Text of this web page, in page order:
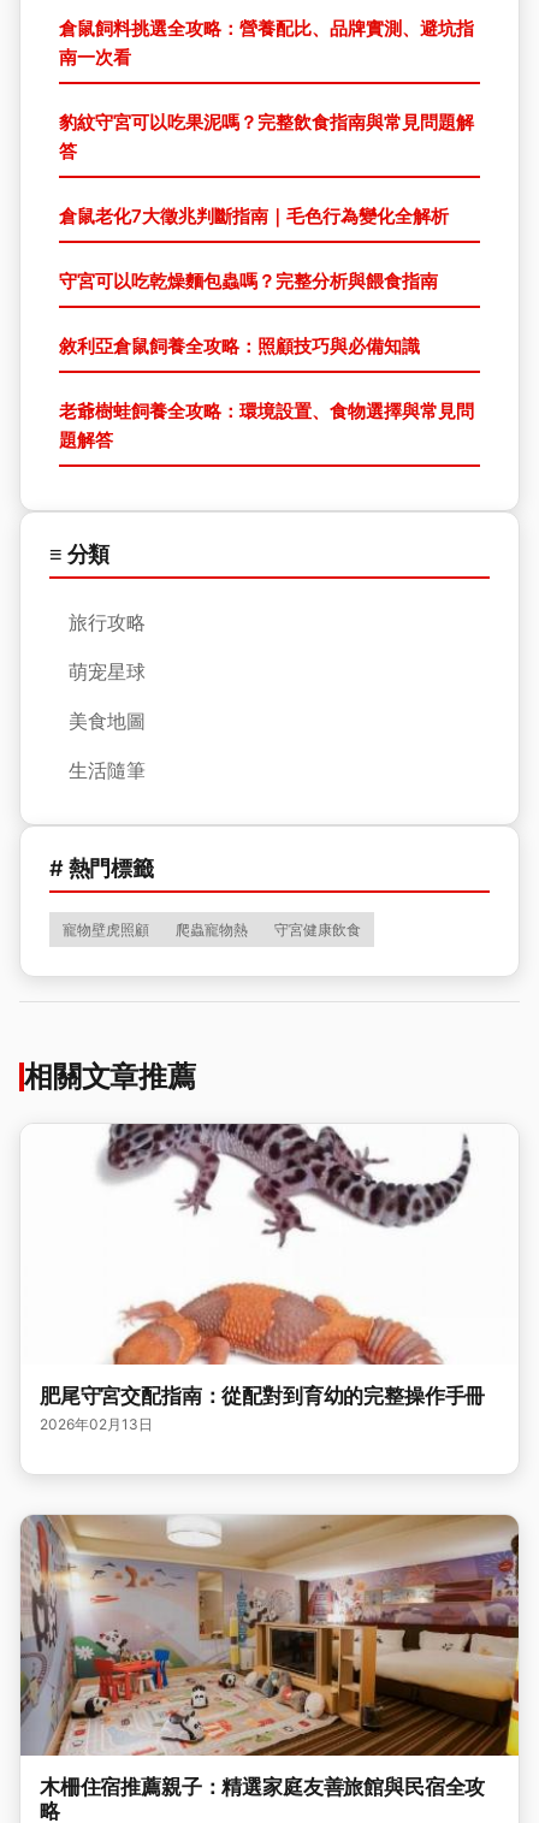
倉鼠飼料挑選全攻略：營養配比、品牌實測、避坑指
南一次看
豹紋守宮可以吃果泥嗎？完整飲食指南與常見問題解
答
倉鼠老化7大徵兆判斷指南｜毛色行為變化全解析
守宮可以吃乾燥麵包蟲嗎？完整分析與餵食指南
敘利亞倉鼠飼養全攻略：照顧技巧與必備知識
老爺樹蛙飼養全攻略：環境設置、食物選擇與常見問
題解答
≡ 分類
旅行攻略
萌宠星球
美食地圖
生活隨筆
# 熱門標籤
寵物壁虎照顧 爬蟲寵物熱 守宮健康飲食
相關文章推薦
肥尾守宮交配指南：從配對到育幼的完整操作手冊
2026年02月13日
木柵住宿推薦親子：精選家庭友善旅館與民宿全攻
略